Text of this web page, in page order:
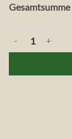
Gesamtsumme